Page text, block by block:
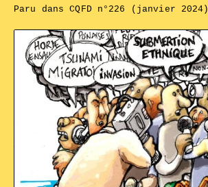
Paru dansCQFD n°226 (janvier 2024)